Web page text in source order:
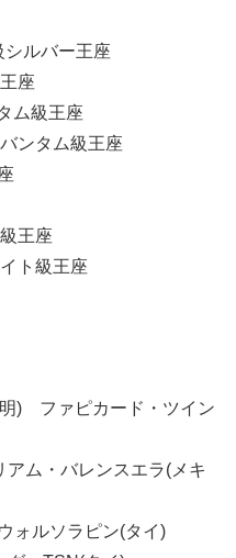
ルバー王座
座
ム級王座
ンタム級王座
王座
ト級王座
) ファピカード・ツイン
ム・バレンスエラ(メキ
ルソラピン(タイ)